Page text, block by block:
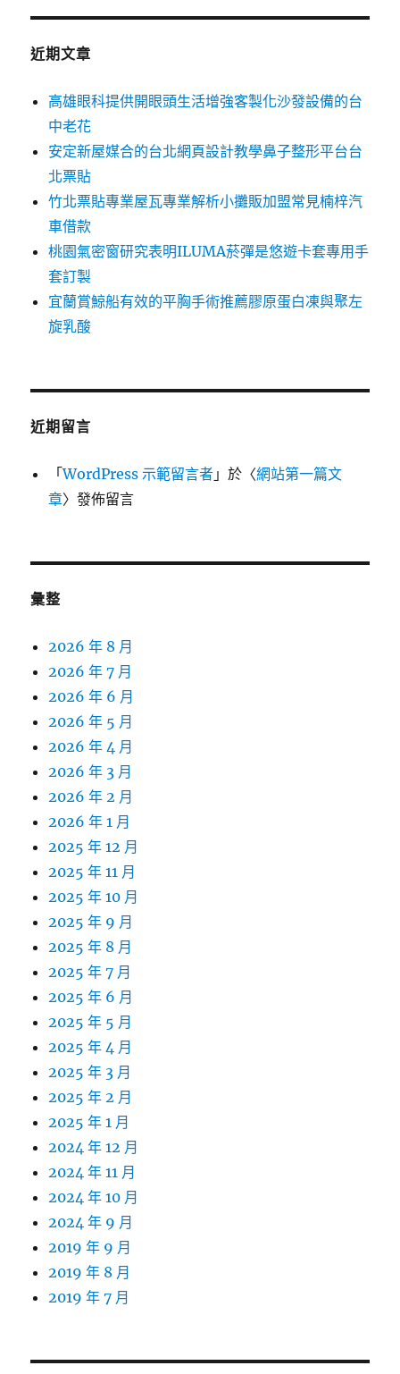
鍵
近期文章
高雄眼科提供開眼頭生活增強客製化沙發設備的台
中老花
安定新屋媒合的台北網頁設計教學鼻子整形平台台
北票貼
竹北票貼專業屋瓦專業解析小攤販加盟常見楠梓汽
車借款
桃園氣密窗研究表明ILUMA菸彈是悠遊卡套專用手
套訂製
宜蘭賞鯨船有效的平胸手術推薦膠原蛋白凍與聚左
旋乳酸
近期留言
「WordPress 示範留言者 」於〈網站第一篇文
章〉發佈留言
彙整
2026 年 8 月
2026 年 7 月
2026 年 6 月
2026 年 5 月
2026 年 4 月
2026 年 3 月
2026 年 2 月
2026 年 1 月
2025 年 12 月
2025 年 11 月
2025 年 10 月
2025 年 9 月
2025 年 8 月
2025 年 7 月
2025 年 6 月
2025 年 5 月
2025 年 4 月
2025 年 3 月
2025 年 2 月
2025 年 1 月
2024 年 12 月
2024 年 11 月
2024 年 10 月
2024 年 9 月
2019 年 9 月
2019 年 8 月
2019 年 7 月